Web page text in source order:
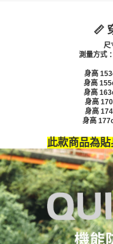
消。如遇「轉專審核」未通過
1.分期款項不併入電信帳單，
2.透過簡訊連結打開帳單後，
帳／街口支付／iPASS
1.本服務係由「台灣大哥大股
買賣價金債權讓與本公司後，
2.基於同意付款使用「大哥付
資料（包含姓名、電話或地址
由本公司與您本人進行分期帳
3.完整用戶服務條款，請詳閱
２．便利：只要手機號碼，簡
【「AFTEE先享後付」結帳流
１．於結帳方式選擇「AFTEE
結帳頁面，進行簡訊認證並確
２．訂單成立數日內，您將收
３．收到繳費通知簡訊後14天
ATM／網路銀行／等多元方式
※ 請注意：結帳手續完成當下
後付繳納相關費用。
※ 交易是否成功請以「AFTEE
是否繳費成功／繳費後需取消
客戶支援中心」https://
【注意事項】
１．透過由恩沛科技股份有限
易，需依本服務之必要範圍內
權轉讓予恩沛科技股份有限公
２．關於個人資料處理事宜，
每筆NT$60，滿NT$1,200(
每筆NT$60，滿NT$1,200(
7-11取貨付款
每筆NT$60，滿NT$1,200(
付款後7-11取貨
每筆NT$60，滿NT$1,200(
一般宅配（門市自取請勿下
每筆NT$100，滿
📏
尺
測量方式
身高
身高
身高
身高
身高
身高
此款商品為